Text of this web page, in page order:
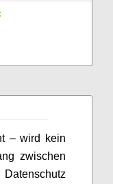
– wird kein
zwischen